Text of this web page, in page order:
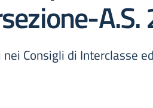
Consigli di Interclasse